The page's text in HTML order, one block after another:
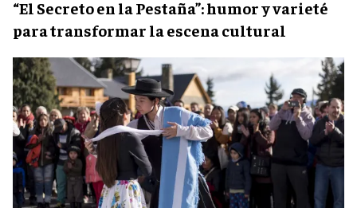
“El Secreto en la Pestaña”: humor y varieté
para transformar la escena cultural